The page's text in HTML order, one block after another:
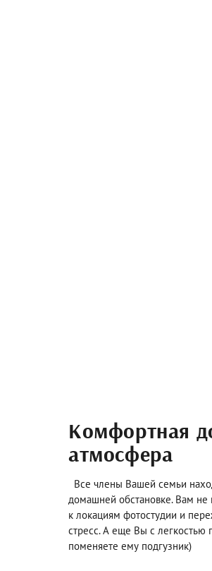
Комфортная
атмосфера
Все члены Вашей семьи
домашней обстановке. Вам не
к локациям фотостудии и
стресс. А еще Вы с легкостью
поменяете ему подгузник)